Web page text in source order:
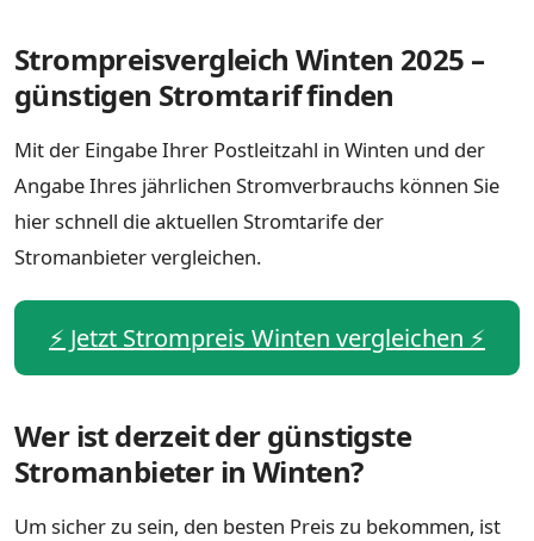
Strompreisvergleich Winten 2025 –
günstigen Stromtarif finden
Mit der Eingabe Ihrer Postleitzahl in Winten und der
Angabe Ihres jährlichen Stromverbrauchs können Sie
hier schnell die aktuellen Stromtarife der
Stromanbieter vergleichen.
⚡️ Jetzt Strompreis Winten vergleichen ⚡️
Wer ist derzeit der günstigste
Stromanbieter in Winten?
Um sicher zu sein, den besten Preis zu bekommen, ist